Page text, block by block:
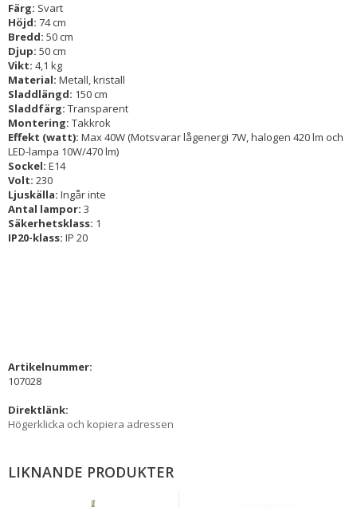
Färg: Svart
Höjd: 74 cm
Bredd: 50 cm
Djup: 50 cm
Vikt: 4,1 kg
Material: Metall, kristall
Sladdlängd: 150 cm
Sladdfärg: Transparent
Montering: Takkrok
Effekt (watt): Max 40W (Motsvarar lågenergi 7W, halogen 420 lm och
LED-lampa 10W/470 lm)
Sockel: E14
Volt: 230
Ljuskälla: Ingår inte
Antal lampor: 3
Säkerhetsklass: 1
IP20-klass: IP 20
Artikelnummer:
107028
Direktlänk:
Högerklicka och kopiera adressen
LIKNANDE PRODUKTER